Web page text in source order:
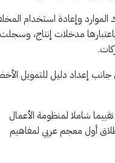
على تقليل استهلاك الموارد وإعادة استخدام
مدخلات إنتاج، وسجلت
برامج كفاءة الموارد، إلى جانب إعداد دليل للتمويل
شاملا لمنظومة الأعمال
أول معجم عربي لمفاهيم